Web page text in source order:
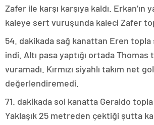
Zafer ile karşı karşıya kaldı. Erkan’ın
kaleye sert vuruşunda kaleci Zafer
54. dakikada sağ kanattan Eren
indi. Altı pasa yaptığı ortada Thomas
vuramadı. Kırmızı siyahlı takım net
değerlendiremedi.
71. dakikada sol kanatta Geraldo
Yaklaşık 25 metreden çektiği şutta